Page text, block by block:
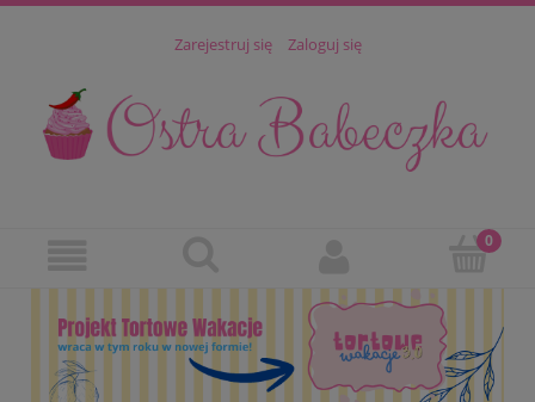
Zarejestruj się Zaloguj się